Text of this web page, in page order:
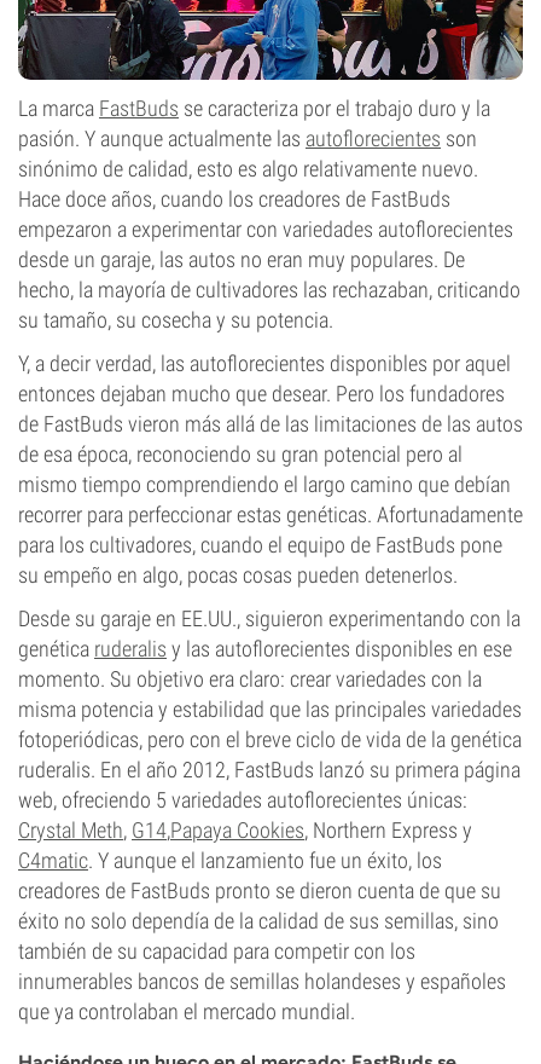
La marca FastBuds se caracteriza por el trabajo duro y la
pasión. Y aunque actualmente las autoflorecientes son
sinónimo de calidad, esto es algo relativamente nuevo.
Hace doce años, cuando los creadores de FastBuds
empezaron a experimentar con variedades autoflorecientes
desde un garaje, las autos no eran muy populares. De
hecho, la mayoría de cultivadores las rechazaban, criticando
su tamaño, su cosecha y su potencia.
Y, a decir verdad, las autoflorecientes disponibles por aquel
entonces dejaban mucho que desear. Pero los fundadores
de FastBuds vieron más allá de las limitaciones de las autos
de esa época, reconociendo su gran potencial pero al
mismo tiempo comprendiendo el largo camino que debían
recorrer para perfeccionar estas genéticas. Afortunadamente
para los cultivadores, cuando el equipo de FastBuds pone
su empeño en algo, pocas cosas pueden detenerlos.
Desde su garaje en EE.UU., siguieron experimentando con la
genética ruderalis y las autoflorecientes disponibles en ese
momento. Su objetivo era claro: crear variedades con la
misma potencia y estabilidad que las principales variedades
fotoperiódicas, pero con el breve ciclo de vida de la genética
ruderalis. En el año 2012, FastBuds lanzó su primera página
web, ofreciendo 5 variedades autoflorecientes únicas:
Crystal Meth, G14,Papaya Cookies, Northern Express y
C4matic. Y aunque el lanzamiento fue un éxito, los
creadores de FastBuds pronto se dieron cuenta de que su
éxito no solo dependía de la calidad de sus semillas, sino
también de su capacidad para competir con los
innumerables bancos de semillas holandeses y españoles
que ya controlaban el mercado mundial.